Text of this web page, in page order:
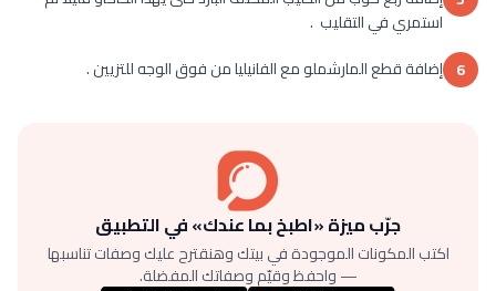
استمري في التقليب .
6 إضافة قطع المارشملو مع الفانيليا من فوق الوجه للتزيين .
جرّب ميزة «اطبخ بما عندك» في التطبيق
اكتب المكونات الموجودة في بيتك وهنقترح عليك وصفات تناسبها
— واحفظ وقيّم وصفاتك المفضلة.